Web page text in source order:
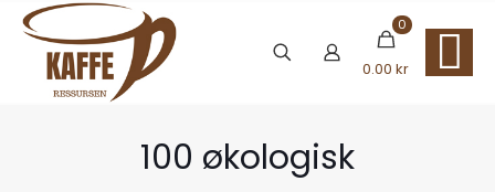
0
0.00 kr
100 økologisk